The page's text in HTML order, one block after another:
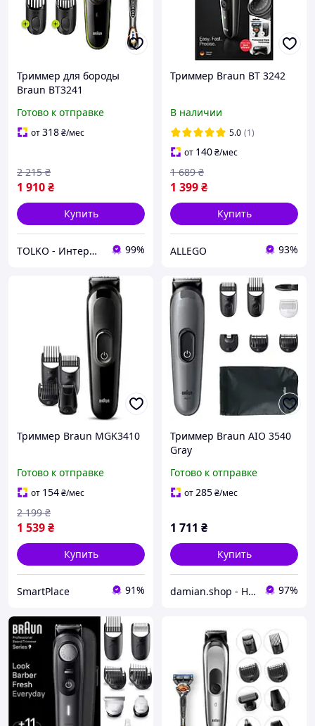
Триммер для бороды
Braun BT3241
Готово к отправке
от318₴/мес
1 910₴
2 215 ₴
Купить
TOLKO - Интернет-Магазин 99%
Триммер Braun BT 3242
В наличии
5.0 (1)
от 140₴/мес
1 399₴
1 689 ₴
Купить
ALLEGO 93%
Триммер Braun MGK3410
Готово к отправке
от 154₴/мес
1 539₴
2 199 ₴
Купить
SmartPlace 91%
Триммер Braun AIO 3540
Gray
Готово к отправке
от285₴/мес
1 711 ₴
Купить
damian.shop - Найдется все! Техника и не только... 97%